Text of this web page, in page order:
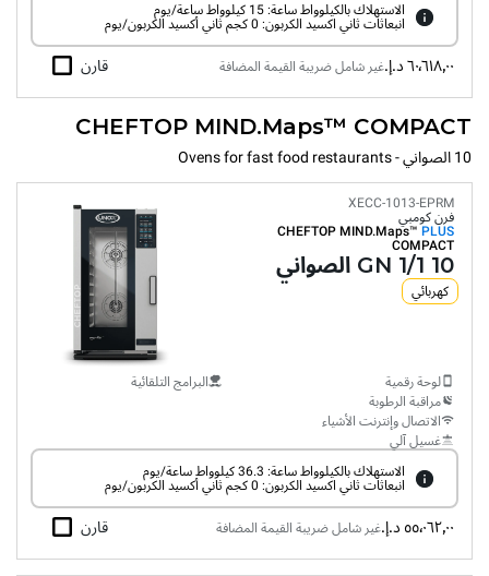
الاستهلاك بالكيلوواط ساعة: 15 كيلوواط ساعة/يوم
انبعاثات ثاني اكسيد الكربون: 0 كجم ثاني أكسيد الكربون/يوم
٦٠٬٦١٨٫٠٠ د.إ.‏ غير شامل ضريبة القيمة المضافة قارن
CHEFTOP MIND.Maps™ COMPACT
10 الصواني - Ovens for fast food restaurants
XECC-1013-EPRM
فرن كومبي
CHEFTOP MIND.Maps™ PLUS
COMPACT
10 GN 1/1 الصواني
كهربائي
لوحة رقمية
مراقبة الرطوبة
الاتصال وإنترنت الأشياء
غسيل آلي
البرامج التلقائية
الاستهلاك بالكيلوواط ساعة: 36.3 كيلوواط ساعة/يوم
انبعاثات ثاني اكسيد الكربون: 0 كجم ثاني أكسيد الكربون/يوم
٥٥٬٠٦٢٫٠٠ د.إ.‏ غير شامل ضريبة القيمة المضافة قارن